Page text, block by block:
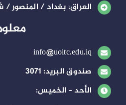
العراق، بغداد / المنصور /
info@uoitc.edu.iq
صندوق البريد: 3071
الأحد – الخميس: